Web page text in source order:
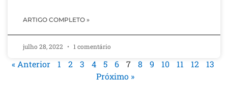
ARTIGO COMPLETO »
julho 28, 2022 1 comentário
« Anterior 1 2 3 4 5 6 7 8 9 10 11 12
13
Próximo »